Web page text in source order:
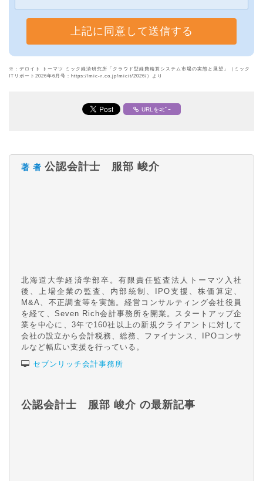
※：デロイト トーマツ ミック経済研究所「クラウド型経費精算システム市場の実態と展望」（ミック
ITリポート2026年6月号：https://mic-r.co.jp/micit/2026/）より
URLをｺﾋﾟｰ
著 者 公認会計士 服部 峻介
北海道大学経済学部卒。有限責任監査法人トーマツ入社
後、上場企業の監査、内部統制、IPO支援、株価算定、
M&A、不正調査等を実施。経営コンサルティング会社役員
を経て、Seven Rich会計事務所を開業。スタートアップ企
業を中心に、3年で160社以上の新規クライアントに対して
会社の設立から会計税務、総務、ファイナンス、IPOコンサ
ルなど幅広い支援を行っている。
セブンリッチ会計事務所
公認会計士 服部 峻介 の最新記事